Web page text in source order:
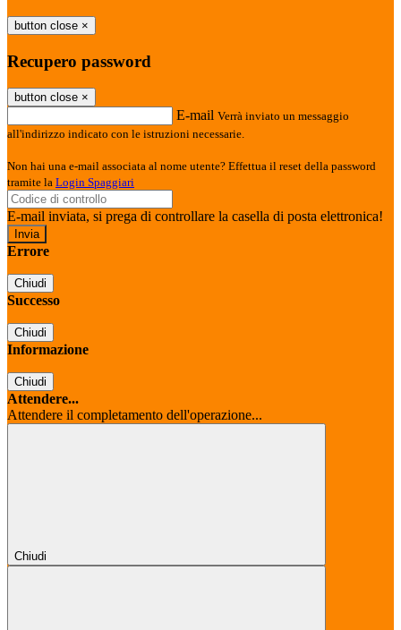
button close ×
Recupero password
button close ×
E-mail Verrà inviato un messaggio
all'indirizzo indicato con le istruzioni necessarie.
Non hai una e-mail associata al nome utente? Effettua il reset della password
tramite la Login Spaggiari
E-mail inviata, si prega di controllare la casella di posta elettronica!
Errore
Chiudi
Successo
Chiudi
Informazione
Chiudi
Attendere...
Attendere il completamento dell'operazione...
Chiudi